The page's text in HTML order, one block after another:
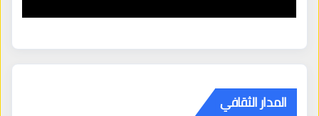
المدار الثقافي